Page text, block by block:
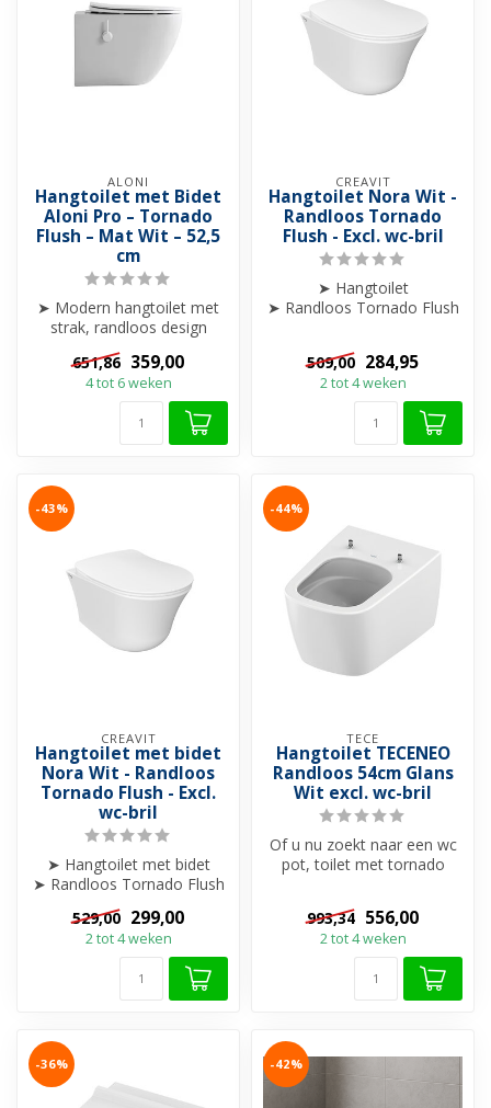
ALONI
Hangtoilet met Bidet
Aloni Pro – Tornado
Flush – Mat Wit – 52,5
cm
➤ Modern hangtoilet met
strak, randloos design
➤ Krachtige Tornado Flush
spoelt...
651,86 359,00
4 tot 6 weken
CREAVIT
Hangtoilet Nora Wit -
Randloos Tornado
Flush - Excl. wc-bril
➤ Hangtoilet
➤ Randloos Tornado Flush
➤ Excl. Wc-bril
➤ Uniek ontwer...
509,00 284,95
2 tot 4 weken
-43%
CREAVIT
Hangtoilet met bidet
Nora Wit - Randloos
Tornado Flush - Excl.
wc-bril
➤ Hangtoilet met bidet
➤ Randloos Tornado Flush
➤ Excl. bidetkraan
➤...
529,00 299,00
2 tot 4 weken
-44%
TECE
Hangtoilet TECENEO
Randloos 54cm Glans
Wit excl. wc-bril
Of u nu zoekt naar een wc
pot, toilet met tornado
993,34 556,00
2 tot 4 weken
-36% -42%